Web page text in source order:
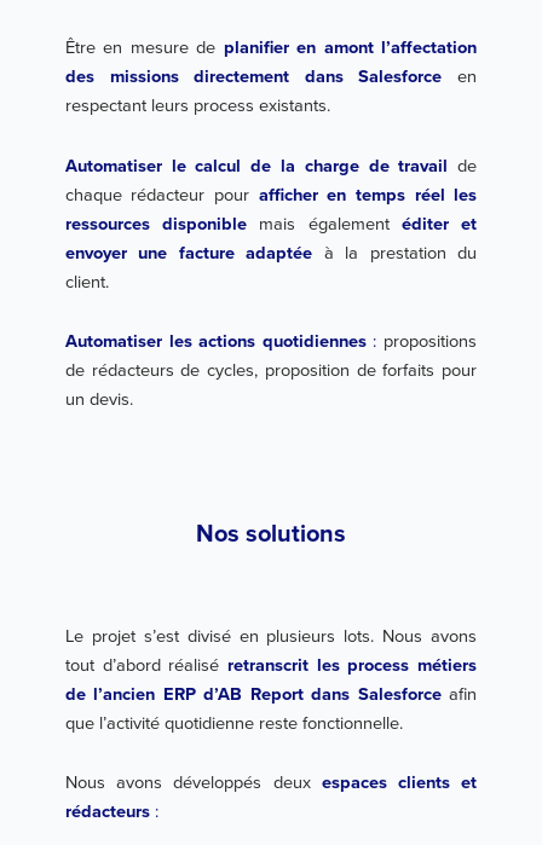
Être en mesure de planifier en amont l’affectation
des missions directement dans Salesforce
en
respectant leurs process existants.
Automatiser le calcul de la charge de travail de
chaque rédacteur pour afficher en temps réel les
ressources disponible mais également éditer et
envoyer une facture adaptée à la prestation du
client.
Automatiser les actions quotidiennes: propositions
de rédacteurs de cycles, proposition de forfaits pour
un devis.
Nos solutions
Le projet s’est divisé en plusieurs lots. Nous avons
tout d’abord réalisé retranscrit les process métiers
de l’ancien ERP d’AB Report dans Salesforceafin
que l’activité quotidienne reste fonctionnelle.
Nous avons développés deux espaces clients et
rédacteurs: